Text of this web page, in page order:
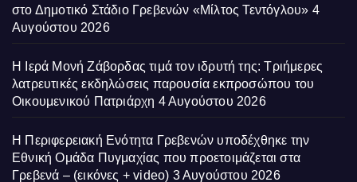
στο Δημοτικό Στάδιο Γρεβενών «Μίλτος Τεντόγλου» 4
Αυγούστου 2026
Η Ιερά Μονή Ζάβορδας τιμά τον ιδρυτή της: Τριήμερες
λατρευτικές εκδηλώσεις παρουσία εκπροσώπου του
Οικουμενικού Πατριάρχη 4 Αυγούστου 2026
Η Περιφερειακή Ενότητα Γρεβενών υποδέχθηκε την
Εθνική Ομάδα Πυγμαχίας που προετοιμάζεται στα
Γρεβενά – (εικόνες + video) 3 Αυγούστου 2026